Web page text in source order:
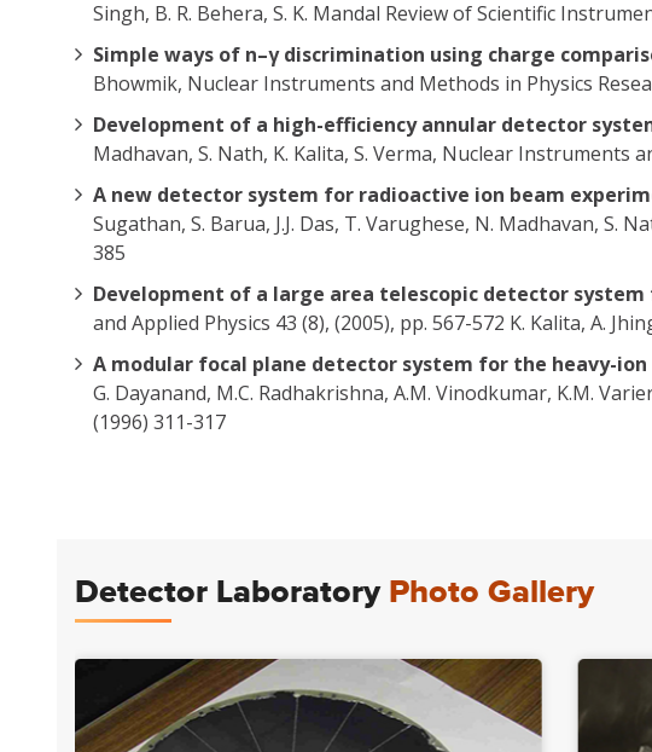
Singh, B. R. Behera, S. K. Mandal Review of Scientific
Simple ways of n–γ discrimination using charge
Bhowmik, Nuclear Instruments and Methods in Physics
Development of a high-efficiency annular detector
Madhavan, S. Nath, K. Kalita, S. Verma, Nuclear Instruments
A new detector system for radioactive ion beam
Sugathan, S. Barua, J.J. Das, T. Varughese, N. Madhavan, S.
385
Development of a large area telescopic detector
and Applied Physics 43 (8), (2005), pp. 567-572 K. Kalita, A.
A modular focal plane detector system for the heavy-
G. Dayanand, M.C. Radhakrishna, A.M. Vinodkumar, K.M.
(1996) 311-317
Detector Laboratory Photo Gallery